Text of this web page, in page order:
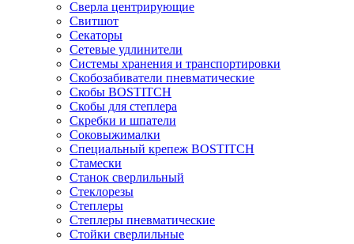
Сверла центрирующие
Свитшот
Секаторы
Сетевые удлинители
Системы хранения и транспортировки
Скобозабиватели пневматические
Скобы BOSTITCH
Скобы для степлера
Скребки и шпатели
Соковыжималки
Специальный крепеж BOSTITCH
Стамески
Станок сверлильный
Стеклорезы
Степлеры
Степлеры пневматические
Стойки сверлильные